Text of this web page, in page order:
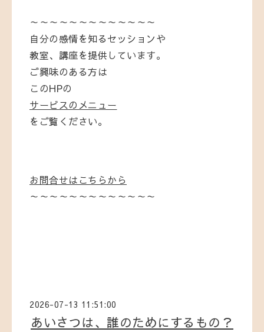
～～～～～～～～～～～～～
自分の感情を知るセッションや
教室、講座を提供しています。
ご興味のある方は
このHPの
サービスのメニュー
をご覧ください。
お問合せはこちらから
～～～～～～～～～～～～～
2026-07-13 11:51:00
あいさつは、誰のためにするもの？